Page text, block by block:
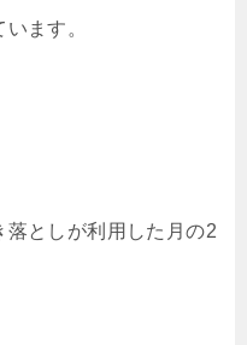
ます。
としが利用した月の2